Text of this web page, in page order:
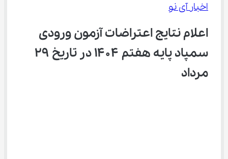
اخبار آی نو
اعلام نتایج اعتراضات آزمون ورودی
مرداد